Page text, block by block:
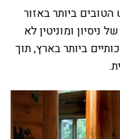
ביותר באזור
זה הכתובת. 50 שנים של ניסיון ומוניטין לא
ביותר בארץ, תוך